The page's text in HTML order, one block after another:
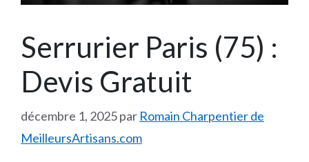
Serrurier Paris (75) :
Devis Gratuit
décembre 1, 2025par Romain Charpentier de
MeilleursArtisans.com